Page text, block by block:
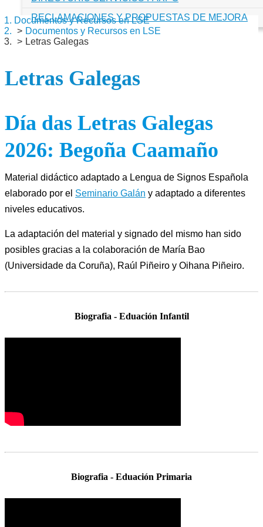
RECLAMACIONES Y PROPUESTAS DE MEJORA
Documentos y Recursos en LSE
Documentos y Recursos en LSE
Letras Galegas
Letras Galegas
Día das Letras Galegas
2026: Begoña Caamaño
Material didáctico adaptado a Lengua de Signos Española
elaborado por el Seminario Galán y adaptado a diferentes
niveles educativos.
La adaptación del material y signado del mismo han sido
posibles gracias a la colaboración de María Bao
(Universidade da Coruña), Raúl Piñeiro y Oihana Piñeiro.
Biografia - Eduación Infantil
Biografia - Eduación Primaria